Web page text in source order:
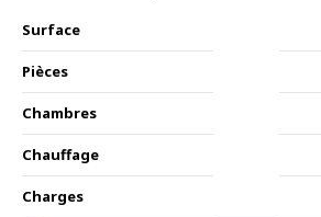
Surface
Pièces
Chambres
Chauffage
Charges